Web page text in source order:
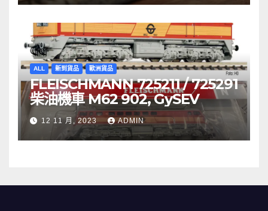
ALL 新到貨品 歐洲貨品
FLEISCHMANN 725211 / 725291
柴油機車 M62 902, GySEV
12 11 月, 2023 ADMIN